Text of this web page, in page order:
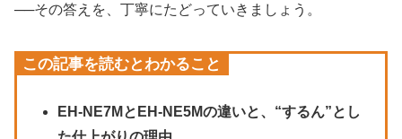
──その答えを、丁寧にたどっていきましょう。
この記事を読むとわかること
EH-NE7MとEH-NE5Mの違いと、“するん”とし